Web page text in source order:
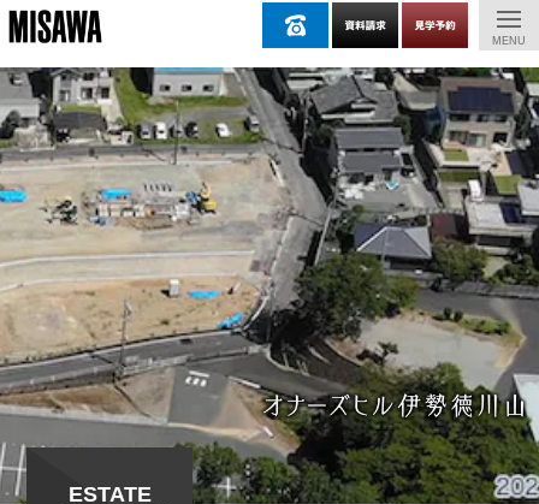
MENU
ESTATE